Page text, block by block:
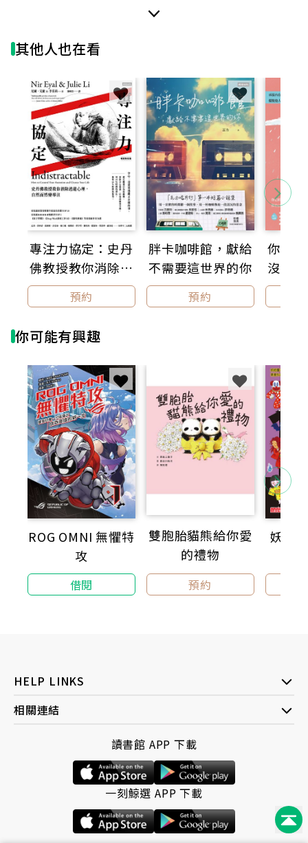
有別於廣嶋玲子其他作品，「鬼迷藏」系列，運用朗朗
書中章節包括：捉迷藏、打勾勾、丟沙包等，都是孩子
作者擴大想像的空間，將每一個故事背景融入大自然的
變化，深入刻劃主角的內心層面。讓角色鮮活立體，充
滿戲劇張力，能引起讀者共鳴。
【本書特色】
˙全書約3萬字，可分章節閱讀，循序漸進加強閱讀力。
˙淺顯易懂、融合遊戲和自然的詩歌，可學習不同文體的
創作。
˙藉由無形的力量教導孩子辨別善惡是非，培養互助的人
際關係。
推薦掛名
吳在媖／兒童文學作家、聊齋史記線上課程講師
何敬堯／奇幻作家
顏志豪／兒童文學作家
推薦短語
陳家盈／翻轉讀書繪文學工作坊負責人
廣嶋玲子的兒童讀物往往縈繞著神秘、玄怪、奇幻
與魔神鬼魅，然而這次的《鬼童謠》則是突破了另一個
閱讀的高度，它成功的將我們的感官神經挑起，令人不
由自主的隨著充滿韻律的詩歌童謠不寒而慄；戲劇的張
力則是從看似優雅芬芳的文字中瀰漫，溢出的恐懼是輕
盈且矛盾的。幢幢鬼影的村莊、玩著遊戲的孩子，季節
與詩編織成這系列的浪漫鬼故事，邀請大家來試膽！誠
摯推薦！
何敬堯／奇幻作家
本書作者筆簡意深，翻卷一笑或驚心之餘，同時也
探索傳統習俗的價值觀、如何經營人際關係，並以智慧
其他人也在看
專注力協定：史丹
佛教授教你消除逃
避心理，自然而然
變專注【暢銷新裝
版】
預約
胖卡咖啡館，獻給
不需要這世界的你
預約
你這
沒自
在脆
建穩
你可能有興趣
ROG OMNI 無懼特
攻
借閱
雙胞胎貓熊給你愛
的禮物
預約
妖怪
HELP LINKS
相關連結
讀書館 APP 下載
一刻鯨選 APP 下載